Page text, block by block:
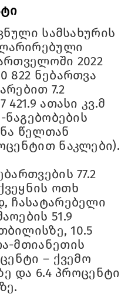
სამსახურის
2022
822 ნებართვა
7.2
ათასი კვ.მ
წელთან
ნაკლები).
77.2
ოთხ
ჩასატარებელი
51.9
10.5
მთიანეთის
– ქვემო
და 6.4 პროცენტი